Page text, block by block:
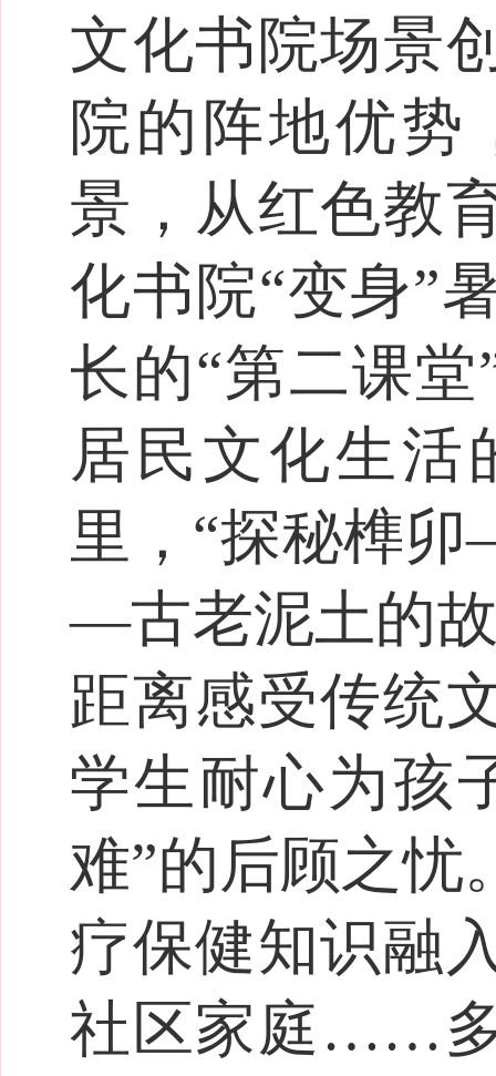
文化书院场景
院的阵地优势
景，从红色教
化书院“变身”
长的“第二课
居民文化生活
里，“探秘榫
—古老泥土的
距离感受传统
学生耐心为孩
难”的后顾之忧
疗保健知识融
社区家庭……多